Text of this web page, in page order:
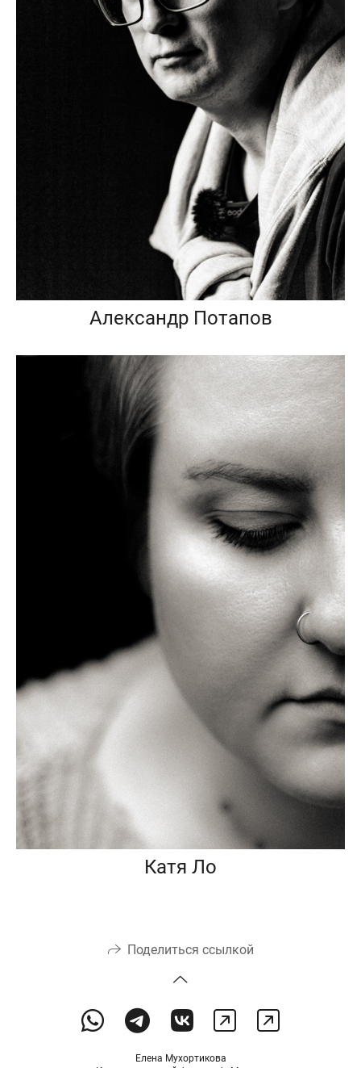
Александр Потапов
Катя Ло
Поделиться ссылкой
Елена Мухортикова